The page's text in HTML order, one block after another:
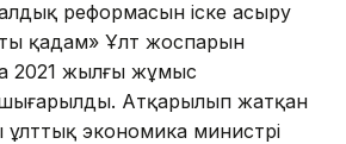
реформасын іске асыру
қадам» Ұлт жоспарын
2021 жылғы жұмыс
Атқарылып жатқан
экономика министрі